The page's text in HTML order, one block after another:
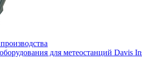
для метеостанций Davis